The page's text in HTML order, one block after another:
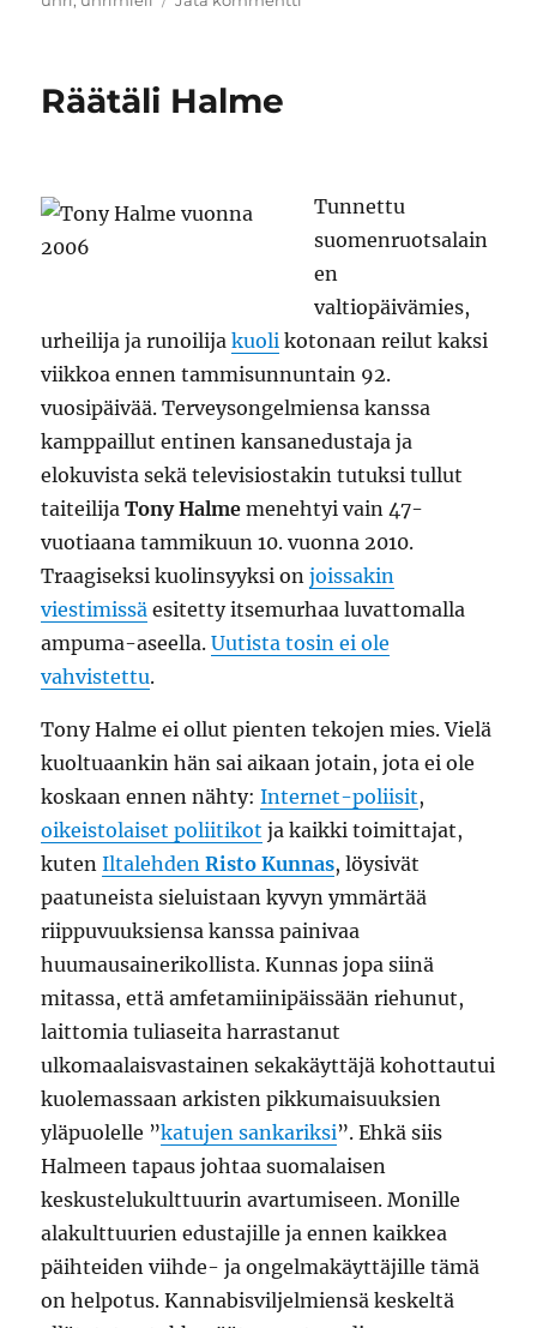
Räätäli Halme
Tunnettu
suomenruotsalain
en
valtiopäivämies,
urheilija ja runoilijakuoli kotonaan reilut kaksi
viikkoa ennen tammisunnuntain 92.
vuosipäivää. Terveysongelmiensa kanssa
kamppaillut entinen kansanedustaja ja
elokuvista sekä televisiostakin tutuksi tullut
taiteilijaTony Halme menehtyi vain 47-
vuotiaana tammikuun 10. vuonna 2010.
Traagiseksi kuolinsyyksi onjoissakin
viestimissä esitetty itsemurhaa luvattomalla
ampuma-aseella.Uutista tosin ei ole
vahvistettu.
Tony Halme ei ollut pienten tekojen mies. Vielä
kuoltuaankin hän sai aikaan jotain, jota ei ole
koskaan ennen nähty:Internet-poliisit,
oikeistolaiset poliitikot ja kaikki toimittajat,
kutenIltalehdenRisto Kunnas, löysivät
paatuneista sieluistaan kyvyn ymmärtää
riippuvuuksiensa kanssa painivaa
huumausainerikollista. Kunnas jopa siinä
mitassa, että amfetamiinipäissään riehunut,
laittomia tuliaseita harrastanut
ulkomaalaisvastainen sekakäyttäjä kohottautui
kuolemassaan arkisten pikkumaisuuksien
yläpuolelle ”katujen sankariksi”. Ehkä siis
Halmeen tapaus johtaa suomalaisen
keskustelukulttuurin avartumiseen. Monille
alakulttuurien edustajille ja ennen kaikkea
päihteiden viihde- ja ongelmakäyttäjille tämä
on helpotus. Kannabisviljelmiensä keskeltä